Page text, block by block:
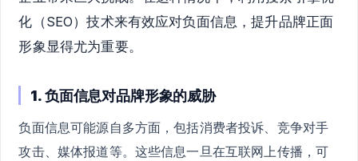
化（SEO）技术来有效应对负面信息，提升品牌正面
形象显得尤为重要。
1. 负面信息对品牌形象的威胁
负面信息可能源自多方面，包括消费者投诉、竞争对手
攻击、媒体报道等。这些信息一旦在互联网上传播，可